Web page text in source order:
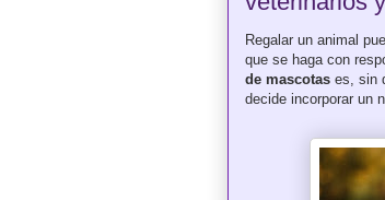
Regalar un animal
que se haga con
de mascotas es, sin
decide incorporar un